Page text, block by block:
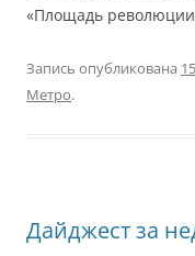
«Площадь
Запись опубликована
Метро.
Дайджест за